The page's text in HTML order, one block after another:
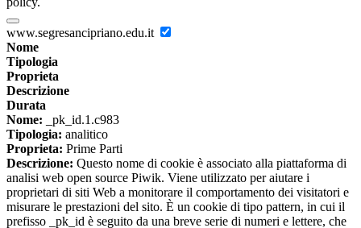
www.segresancipriano.edu.it
Nome
Tipologia
Proprieta
Descrizione
Durata
Nome: _pk_id.1.c983
Tipologia: analitico
Proprieta: Prime Parti
Descrizione: Questo nome di cookie è associato alla piattaforma di
analisi web open source Piwik. Viene utilizzato per aiutare i
proprietari di siti Web a monitorare il comportamento dei visitatori e
misurare le prestazioni del sito. È un cookie di tipo pattern, in cui il
prefisso _pk_id è seguito da una breve serie di numeri e lettere, che